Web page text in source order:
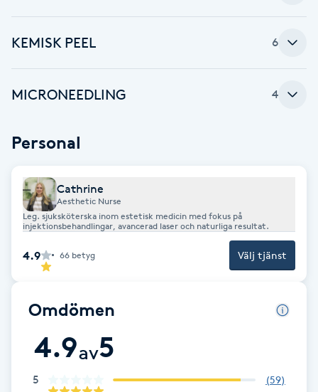
Enzympeeling
Eyeliner-tatuering
Face framing
Faceliftmassage
Fet hårbotten
Fettreducering
KEMISK PEEL 6
MICRONEEDLING 4
Personal
Cathrine
Aesthetic Nurse
Leg. sjuksköterska inom estetisk medicin med fokus på
injektionsbehandlingar, avancerad laser och naturliga resultat.
4.9 66 betyg Välj tjänst
Omdömen
4.9av5
5 (59)